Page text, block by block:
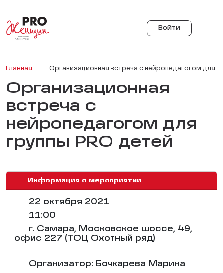
Войти
Главная Организационная встреча с нейропедагогом для
Организационная
встреча с
нейропедагогом для
группы PRO детей
Информация о мероприятии
22 октября 2021
11:00
г. Самара, Московское шоссе, 49,
офис 227 (ТОЦ Охотный ряд)
Организатор: Бочкарева Марина